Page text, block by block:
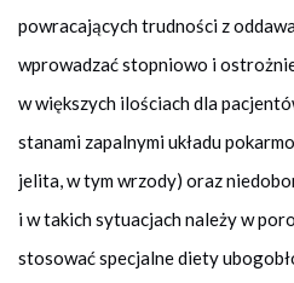
powracających trudności z
wprowadzać stopniowo i
w większych ilościach dla
stanami zapalnymi układu
jelita, w tym wrzody) oraz
i w takich sytuacjach należy w
stosować specjalne diety